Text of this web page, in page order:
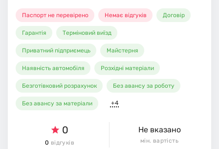
Паспорт не перевірено Немає відгуків Договір
Гарантія Терміновий виїзд
Приватний підприємець Майстерня
Наявність автомобіля Розхідні матеріали
Безготівковий розрахунок Без авансу за роботу
Без авансу за матеріали +4
0
0 відгуків
Не вказано
мін. вартість